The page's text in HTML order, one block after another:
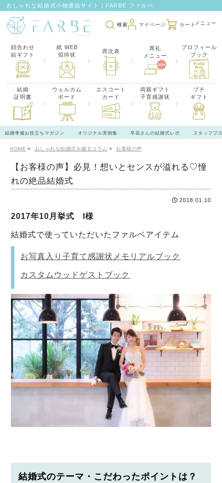
おしゃれな結婚式小物通販サイト｜FARBE ファルベ
検索 マイページ カート
顔合わせ
結ギフト
/
紙 WEB
招待状
/
席次表
/
席礼
メニュー
/
プロフィール
ブック
結婚
証明書
/
ウェルカム
ボード
/
エスコート
カード
/
両親ギフト
子育感謝状
/
プチ
ギフト
結婚準備お役立ちマガジン オリジナル実例集 卒花さんの結婚式レポ スタッフブ
HOME おしゃれな結婚式を綴るコラム お客様の声
【お客様の声】必見！想いとセンスが溢れる♡憧
れの絶品結婚式
2018.01.10
2017年10月挙式 I様
結婚式で使っていただいたファルベアイテム
お写真入り子育て感謝状メモリアルブック
カスタムウッドゲストブック
結婚式のテーマ・こだわったポイントは？